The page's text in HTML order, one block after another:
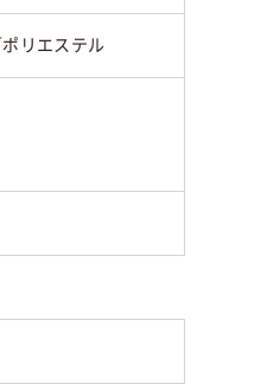
ポリエステル